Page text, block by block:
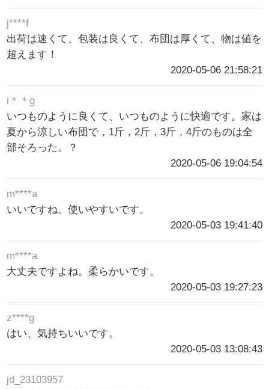
j****f
出荷は速くて、包装は良くて、布団は厚くて、物は値を
超えます！
2020-05-06 21:58:21
i＊＊g
いつものように良くて、いつものように快適です。家は
夏から涼しい布団で，1斤，2斤，3斤，4斤のものは全
部そろった。？
2020-05-06 19:04:54
m****a
いいですね。使いやすいです。
2020-05-03 19:41:40
m****a
大丈夫ですよね。柔らかいです。
2020-05-03 19:27:23
z****g
はい、気持ちいいです。
2020-05-03 13:08:43
jd_23103957